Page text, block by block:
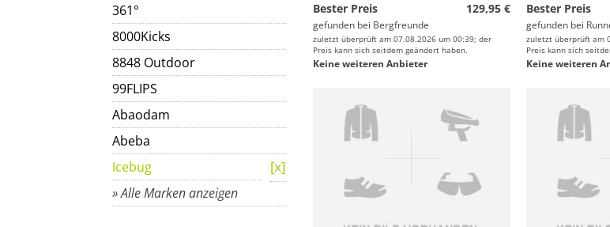
361°
8000Kicks
8848 Outdoor
99FLIPS
Abaodam
Abeba
Icebug
» Alle Marken anzeigen
Bester Preis
129,95 €
gefunden bei Bergfreunde
zuletzt überprüft am 07.08.2026 um 00:39; der
Preis kann sich seitdem geändert haben.
Keine weiteren Anbieter
Bester Preis
gefunden bei
zuletzt überprüft am
Preis kann sich
Keine weiteren